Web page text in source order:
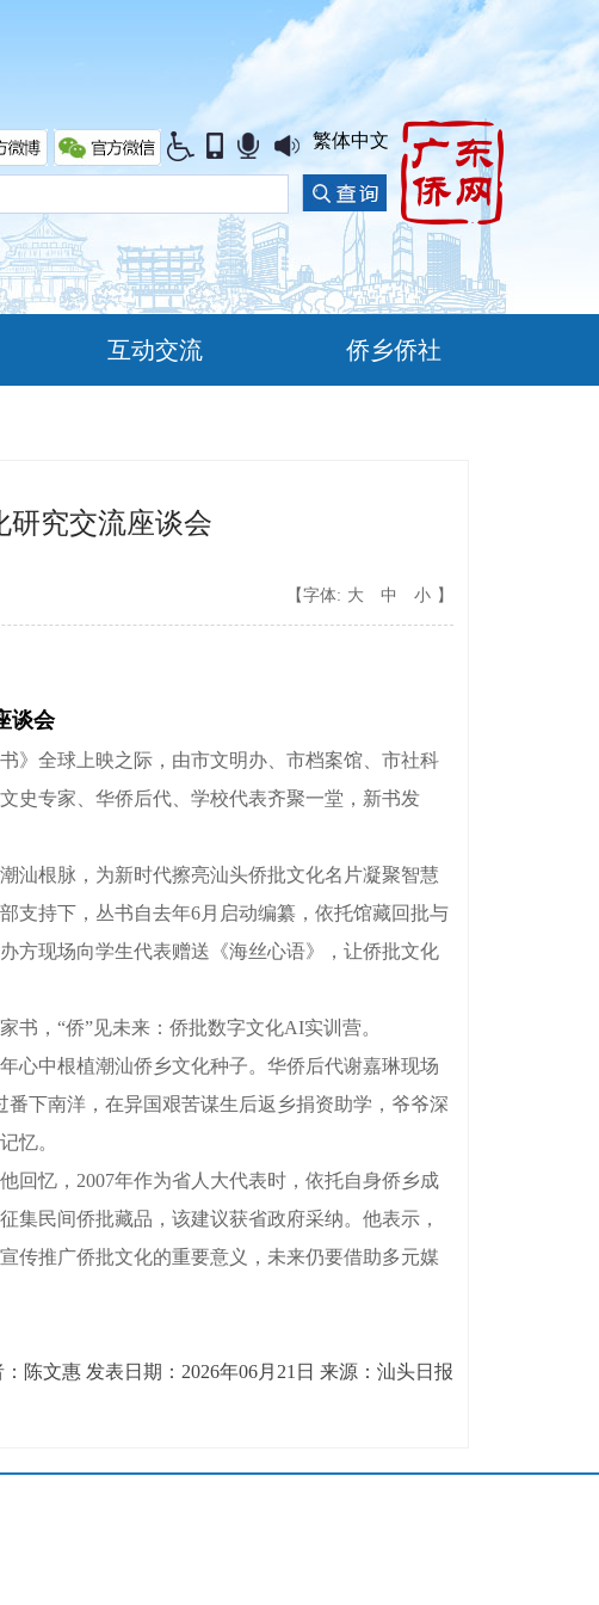
繁体中文
互动交流 侨乡侨社
研究交流座谈会
【字体: 大 中 小 】
谈会
全球上映之际，由市文明办、市档案馆、市社科
史专家、华侨后代、学校代表齐聚一堂，新书发
根脉，为新时代擦亮汕头侨批文化名片凝聚智慧
支持下，丛书自去年6月启动编纂，依托馆藏回批与
方现场向学生代表赠送《海丝心语》，让侨批文化
，“侨”见未来：侨批数字文化AI实训营。
中根植潮汕侨乡文化种子。华侨后代谢嘉琳现场
下南洋，在异国艰苦谋生后返乡捐资助学，爷爷深
忆。
忆，2007年作为省人大代表时，依托自身侨乡成
集民间侨批藏品，该建议获省政府采纳。他表示，
传推广侨批文化的重要意义，未来仍要借助多元媒
：陈文惠 发表日期：2026年06月21日 来源：汕头日报